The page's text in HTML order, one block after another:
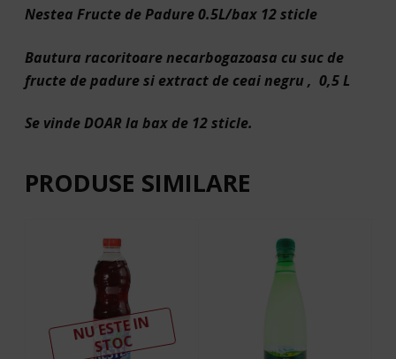
Nestea Fructe de Padure 0.5L/bax 12 sticle
Bautura racoritoare necarbogazoasa cu suc de
fructe de padure si extract de ceai negru , 0,5 L
Se vinde DOAR la bax de 12 sticle.
PRODUSE SIMILARE
N
U ESTE I
N
ST
OC